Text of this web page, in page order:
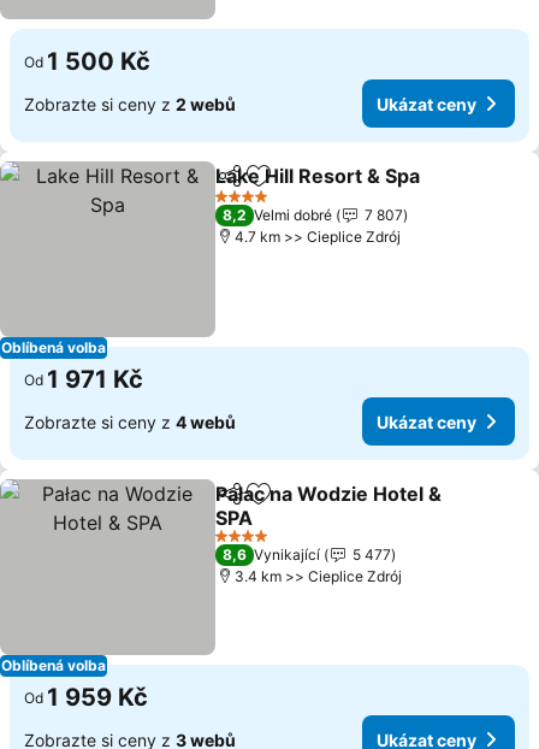
Od 1 500 Kč
Zobrazte si ceny z 2 webů Ukázat ceny
Oblíbená volba
SdíletPřidat na seznam oblíbených
Lake Hill Resort & Spa
4 Počet hvězdiček
8,2 Velmi dobré
7 807
4.7 km >> Cieplice Zdrój
Od 1 971 Kč
Zobrazte si ceny z 4 webů Ukázat ceny
Oblíbená volba
SdíletPřidat na seznam oblíbených
Pałac na Wodzie Hotel &
SPA
Ukázat ceny
4 Počet hvězdiček
8,6 Vynikající
5 477
3.4 km >> Cieplice Zdrój
Od 1 959 Kč
Zobrazte si ceny z 3 webů Ukázat ceny